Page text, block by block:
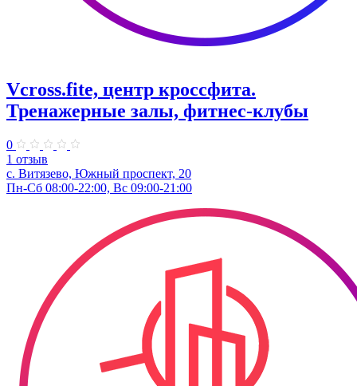
Vcross.fite, центр кроссфита.
Тренажерные залы, фитнес-клубы
0
1 отзыв
с. Витязево, Южный проспект, 20
Пн-Сб 08:00-22:00, Вс 09:00-21:00